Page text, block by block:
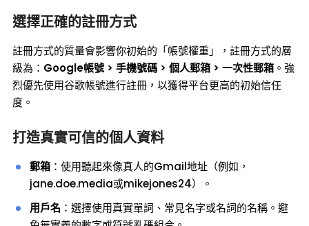
選擇正確的註冊方式
註冊方式的質量會影響你初始的「帳號權重」，註冊方式的層
級為： Google帳號 > 手機號碼 > 個人郵箱 > 一次性郵箱 。強
烈優先使用谷歌帳號進行註冊，以獲得平台更高的初始信任
度。
打造真實可信的個人資料
郵箱 ：使用聽起來像真人的Gmail地址（例如，
jane.doe.media或mikejones24）。
用戶名 ：選擇使用真實單詞、常見名字或名詞的名稱。避